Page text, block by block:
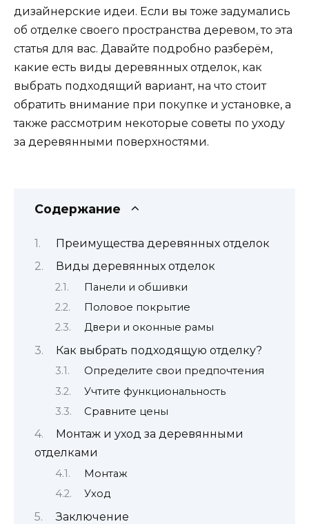
дизайнерские идеи. Если вы тоже задумались
об отделке своего пространства деревом, то эта
статья для вас. Давайте подробно разберём,
какие есть виды деревянных отделок, как
выбрать подходящий вариант, на что стоит
обратить внимание при покупке и установке, а
также рассмотрим некоторые советы по уходу
за деревянными поверхностями.
Содержание
Преимущества деревянных отделок
Виды деревянных отделок
Панели и обшивки
Половое покрытие
Двери и оконные рамы
Как выбрать подходящую отделку?
Определите свои предпочтения
Учтите функциональность
Сравните цены
Монтаж и уход за деревянными
отделками
Монтаж
Уход
Заключение